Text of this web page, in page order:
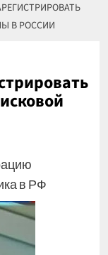
В РОССИИ
в РФ